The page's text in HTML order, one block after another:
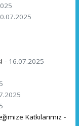
- 16.07.2025
Katkılarımız -